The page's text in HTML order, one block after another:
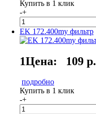
Купить в 1 клик
-+
EK 172.400my фильтр
1Цена: 109 р.
подробно
Купить в 1 клик
-+